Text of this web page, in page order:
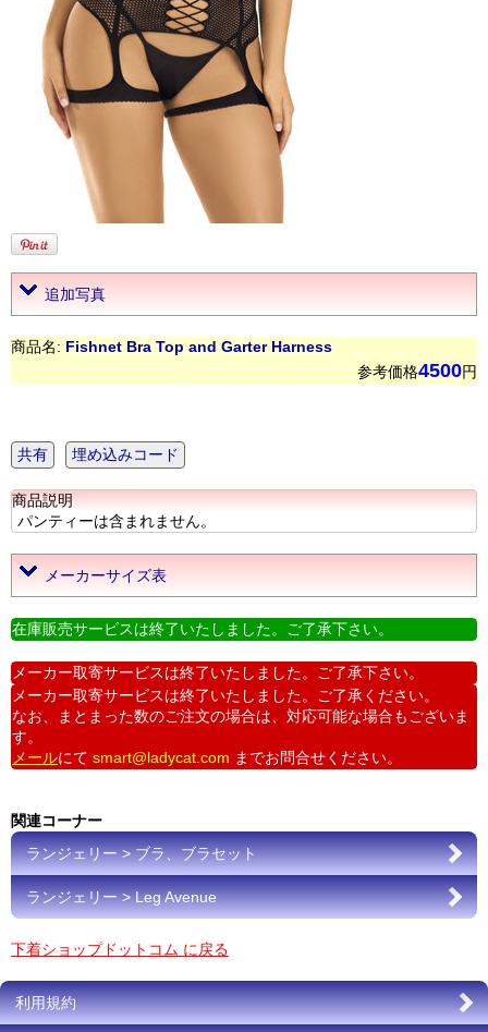
追加写真
商品名: Fishnet Bra Top and Garter Harness
参考価格4500円
共有 埋め込みコード
商品説明
パンティーは含まれません。
メーカーサイズ表
在庫販売サービスは終了いたしました。ご了承下さい。
メーカー取寄サービスは終了いたしました。ご了承下さい。
メーカー取寄サービスは終了いたしました。ご了承ください。
なお、まとまった数のご注文の場合は、対応可能な場合もございま
す。
メールにて smart@ladycat.com までお問合せください。
関連コーナー
ランジェリー > ブラ、ブラセット
ランジェリー > Leg Avenue
下着ショップドットコム に戻る
利用規約